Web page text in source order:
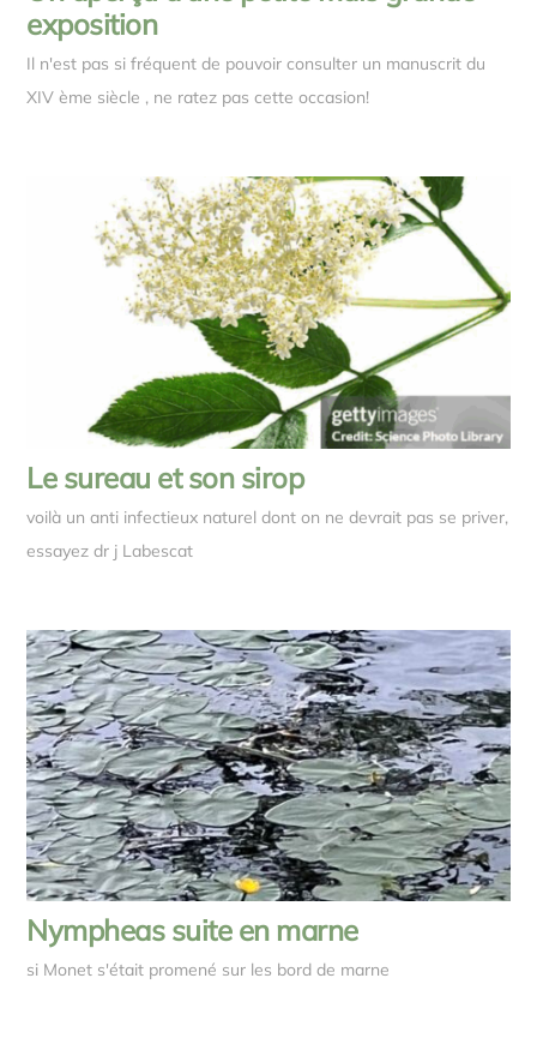
exposition
Il n'est pas si fréquent de pouvoir consulter un manuscrit du
XIV ème siècle , ne ratez pas cette occasion!
Le sureau et son sirop
voilà un anti infectieux naturel dont on ne devrait pas se priver,
essayez dr j Labescat
Nympheas suite en marne
si Monet s'était promené sur les bord de marne